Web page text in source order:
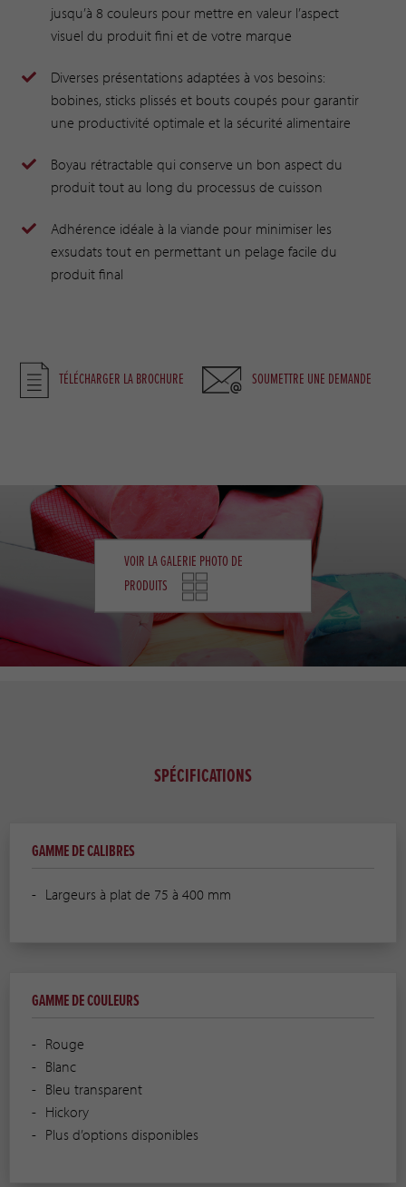
jusqu’à 8 couleurs pour mettre en valeur l’aspect
visuel du produit fini et de votre marque
Diverses présentations adaptées à vos besoins:
bobines, sticks plissés et bouts coupés pour garantir
une productivité optimale et la sécurité alimentaire
Boyau rétractable qui conserve un bon aspect du
produit tout au long du processus de cuisson
Adhérence idéale à la viande pour minimiser les
exsudats tout en permettant un pelage facile du
produit final
TÉLÉCHARGER LA BROCHURE SOUMETTRE UNE DEMANDE
VOIR LA GALERIE PHOTO DE
PRODUITS
SPÉCIFICATIONS
GAMME DE CALIBRES
Largeurs à plat de 75 à 400 mm
GAMME DE COULEURS
Rouge
Blanc
Bleu transparent
Hickory
Plus d’options disponibles